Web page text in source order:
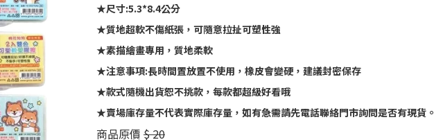
★尺寸:5.3*8.4公分
★質地超軟不傷紙張，可隨意拉扯可塑性強
★素描繪畫專用，質地柔軟
★注意事項:長時間置放置不使用，橡皮會變硬，建議封密保存
★款式隨機出貨恕不挑款，每款都超級好看哦
★賣場庫存量不代表實際庫存量，如有急需請先電話聯絡門市詢問是否有現貨。
商品原價 $ 20